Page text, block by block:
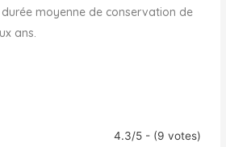
durée moyenne de conservation de
ans.
4.3/5 - (9 votes)